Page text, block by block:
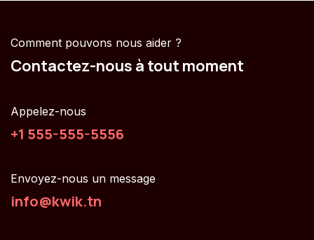
Comment pouvons nous aider ?
Contactez-nous à tout moment
Appelez-nous
+1 555-555-5556
Envoyez-nous un message
info@kwik.tn